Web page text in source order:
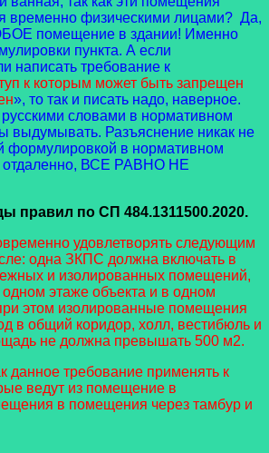
временно физическими лицами? Да,
помещение в здании! Именно
пункта. А если
написать требование к
к которым может быть запрещен
», то так и писать надо, наверное.
словами в нормативном
выдумывать. Разъяснение никак не
формулировкой в нормативном
отдаленно, ВСЕ РАВНО НЕ
правил по СП 484.1311500.2020.
удовлетворять следующим
одна ЗКПС должна включать в
и изолированных помещений,
этаже объекта и в одном
этом изолированные помещения
в общий коридор, холл, вестибюль и
не должна превышать 500 м2.
данное требование применять к
ведут из помещение в
в помещения через тамбур и